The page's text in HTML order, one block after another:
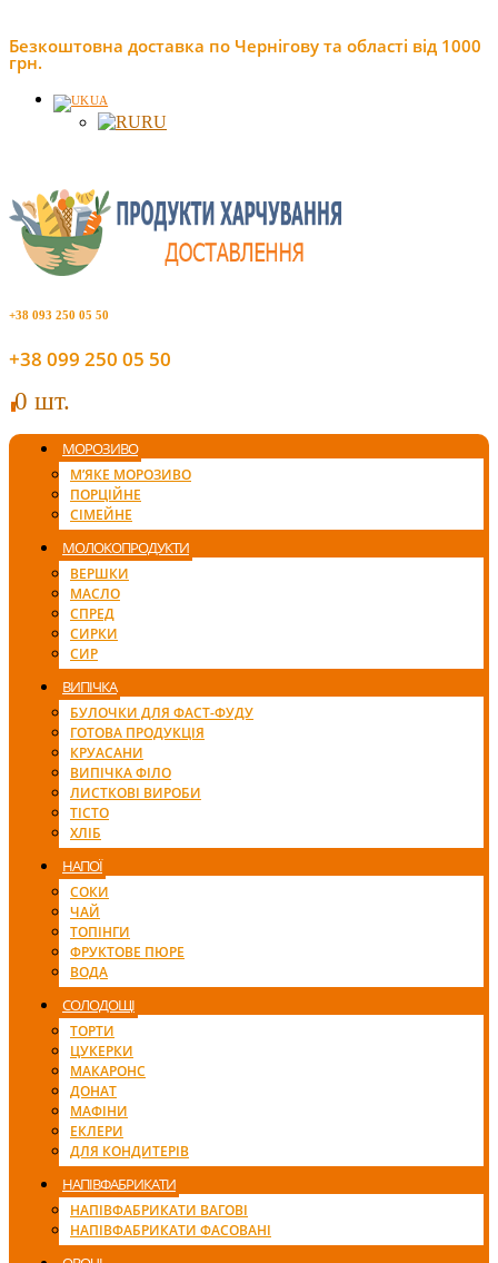
Безкоштовна доставка по Чернігову та області від 1000
грн.
UA
RU
+38 093 250 05 50
+38 099 250 05 50
00 шт.
МОРОЗИВО
М’ЯКЕ МОРОЗИВО
ПОРЦІЙНЕ
СІМЕЙНЕ
МОЛОКОПРОДУКТИ
ВЕРШКИ
МАСЛО
СПРЕД
СИРКИ
СИР
ВИПІЧКА
БУЛОЧКИ ДЛЯ ФАСТ-ФУДУ
ГОТОВА ПРОДУКЦІЯ
КРУАСАНИ
ВИПІЧКА ФІЛО
ЛИСТКОВІ ВИРОБИ
ТІСТО
ХЛІБ
НАПОЇ
СОКИ
ЧАЙ
ТОПІНГИ
ФРУКТОВЕ ПЮРЕ
ВОДА
СОЛОДОЩІ
ТОРТИ
ЦУКЕРКИ
МАКАРОНС
ДОНАТ
МАФІНИ
ЕКЛЕРИ
ДЛЯ КОНДИТЕРІВ
НАПІВФАБРИКАТИ
НАПІВФАБРИКАТИ ВАГОВІ
НАПІВФАБРИКАТИ ФАСОВАНІ